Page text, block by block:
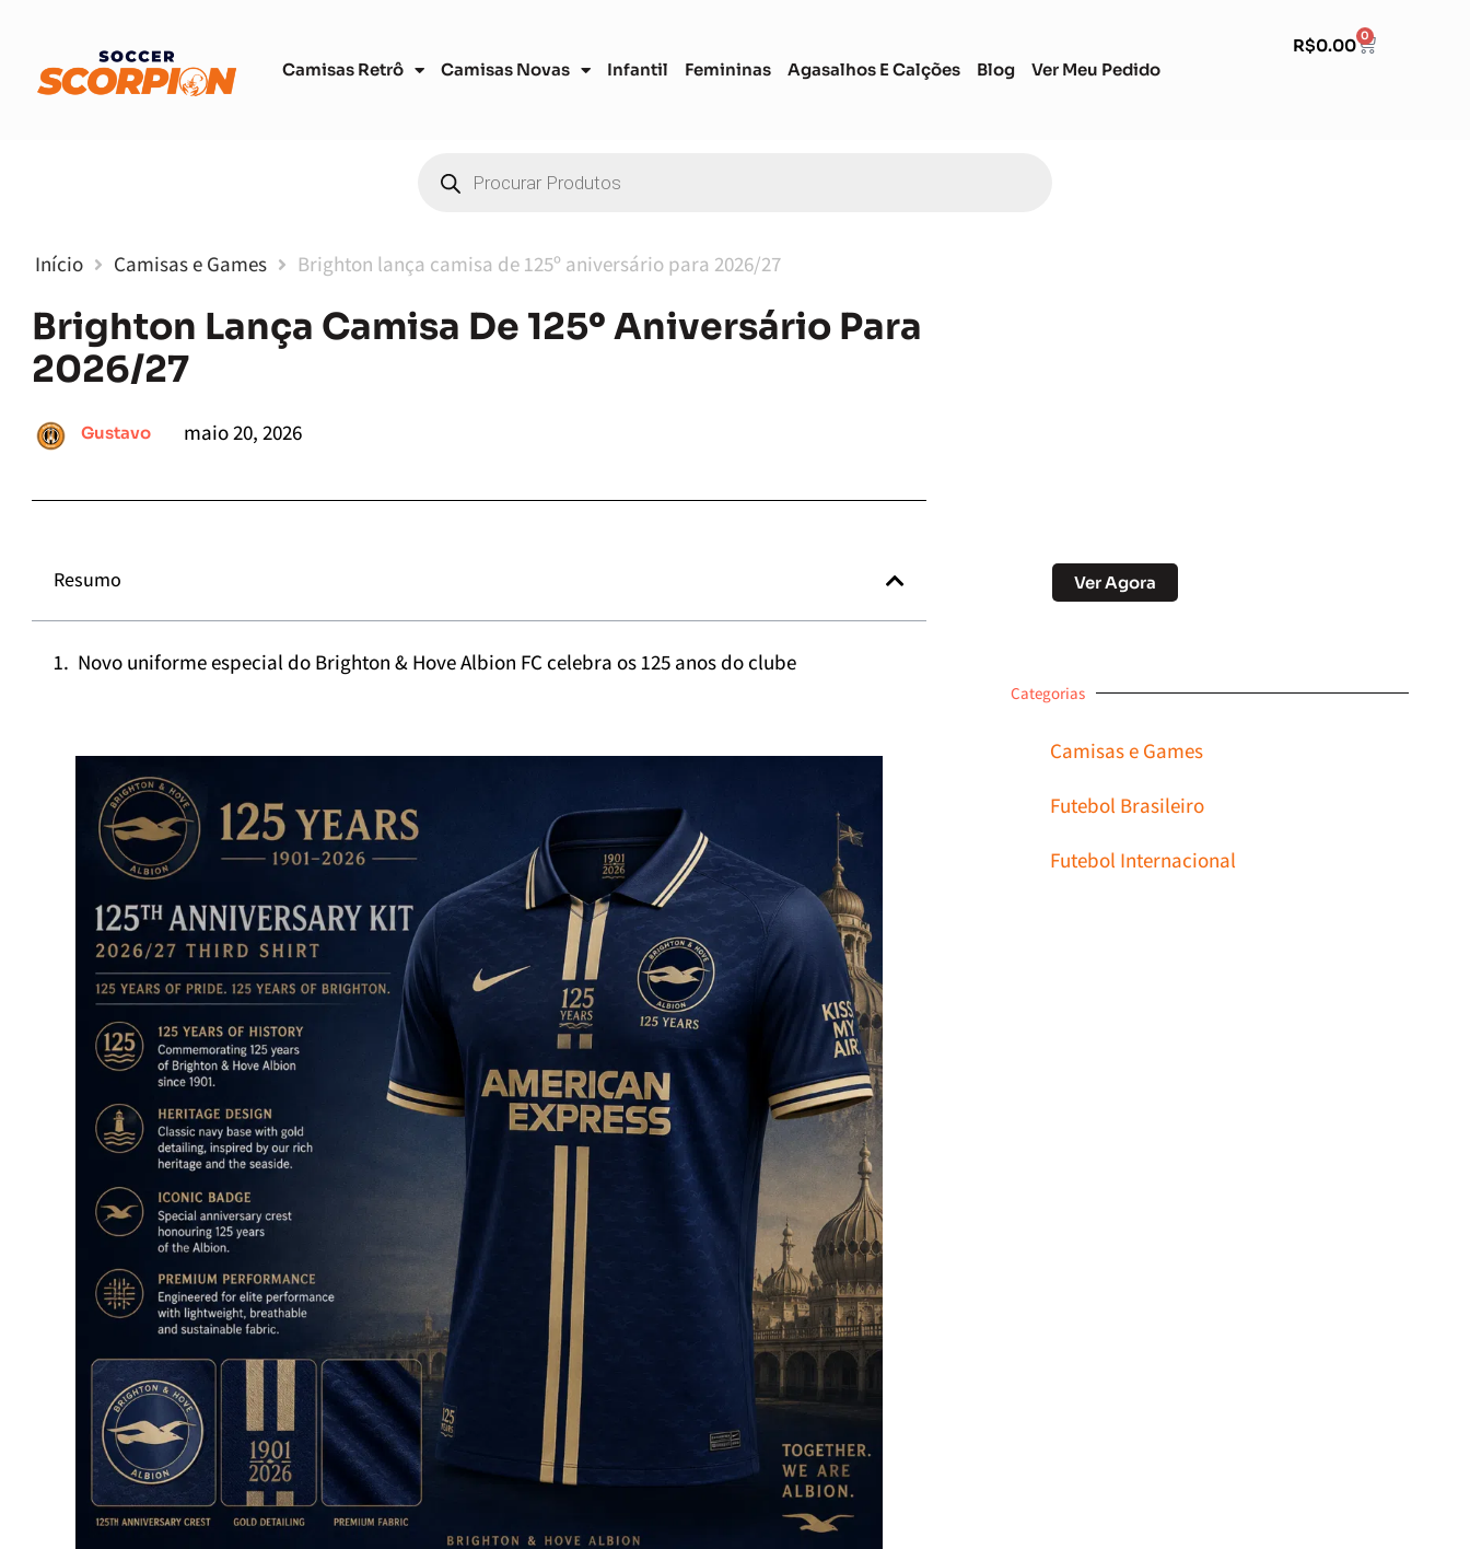
Camisas Retrô Camisas Novas Infantil Femininas Agasalhos E Calções Blog Ver Meu Pedido
R$0.00 0
Início Camisas e Games Brighton lança camisa de 125º aniversário para 2026/27
Brighton Lança Camisa De 125º Aniversário Para
2026/27
Gustavo maio 20, 2026
Resumo
Novo uniforme especial do Brighton & Hove Albion FC celebra os 125 anos do clube
Ver Agora
Categorias
Camisas e Games
Futebol Brasileiro
Futebol Internacional